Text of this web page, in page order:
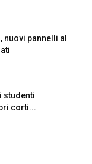
nuovi pannelli al
studenti
corti...